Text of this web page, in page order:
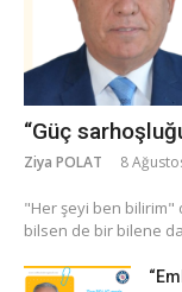
“Güç
Ziya POLAT 8
​"Her şeyi ben
bilsen de bir bilene